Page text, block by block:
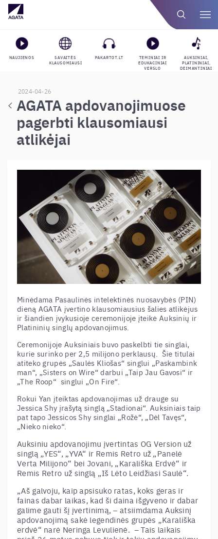
NAUJIENOS
SAVAITĖS
KLAUSOMIAUSI
PAKARTOT.LT
TEMINIAI IR
EDUKACINIAI
VERSLO
AUKSINIAI,
PLATININIAI,
DEIMANTINIAI
2024-04-26
AGATA apdovanojimuose
pagerbti klausomiausi
atlikėjai
Minėdama Pasaulinės intelektinės nuosavybės (PIN)
dieną AGATA įvertino klausomiausius šalies atlikėjus
ir šiandien įvykusioje ceremonijoje įteikė Auksinių ir
Platininių singlų apdovanojimus.
Ceremonijoje Auksiniais buvo paskelbti tie singlai,
kurie surinko per 2,5 milijono perklausų. Šie titulai
atiteko grupės „Saulės Kliošas“ singlui „Paskambink
man“, „Sisters on Wire“ darbui „Taip Jau Gavosi“ ir
„The Roop“ singlui „On Fire“.
Rokui Yan įteiktas apdovanojimas už drauge su
Jessica Shy įrašytą singlą „Stadionai“. Auksiniais taip
pat tapo Jessicos Shy singlai „Rožė“, „Dėl Tavęs“,
„Nieko nieko“.
Auksiniu apdovanojimu įvertintas OG Version už
singlą „YES“, „YVA“ ir Remis Retro už „Panelė
Verta Milijono“ bei Jovani, „Karališka Erdvė“ ir
Remis Retro už singlą „Iš Lėto Leidžiasi Saulė“.
„Aš galvoju, kaip apsisuko ratas, koks geras ir
fainas dabar laikas, kad ši daina išgyveno ir dabar
galime gauti šį įvertinimą, – atsiimdama Auksinį
apdovanojimą sakė legendinės grupės „Karališka
erdvė“ narė Neringa Levulienė. – Tais laikais